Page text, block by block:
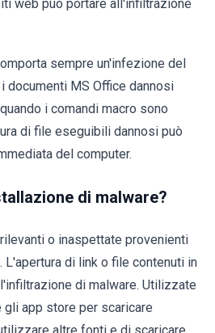
web può portare all'infiltrazione
sempre un'infezione del
documenti MS Office dannosi
i comandi macro sono
di file eseguibili dannosi può
del computer.
di malware?
o inaspettate provenienti
di link o file contenuti in
di malware. Utilizzate
gli app store per scaricare